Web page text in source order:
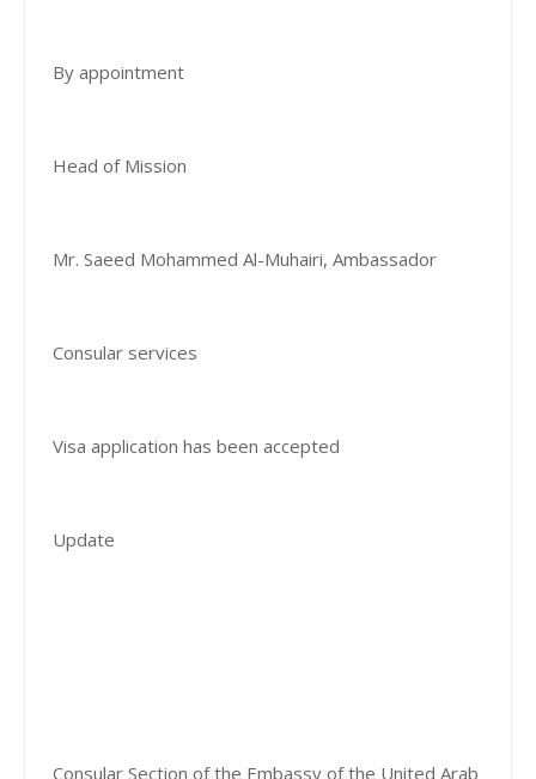
By appointment
Head of Mission
Mr. Saeed Mohammed Al-Muhairi, Ambassador
Consular services
Visa application has been accepted
Update
Consular Section of the Embassy of the United Arab